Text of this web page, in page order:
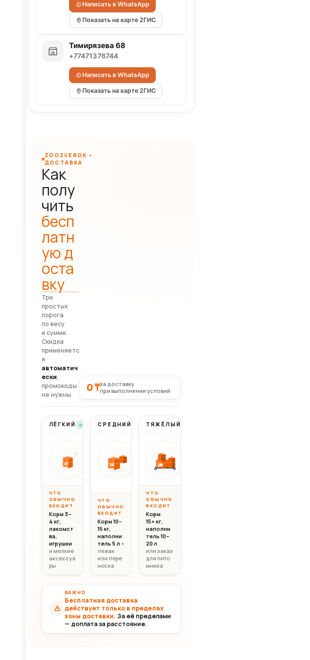
Написать в WhatsApp
Показать на карте 2ГИС
Тимирязева 68
+77471376744
Написать в WhatsApp
Показать на карте 2ГИС
ZOOZVEROK •
ДОСТАВКА
Как
полу
чить
бесп
латн
ую д
оста
вку
Три
простых
порога
по весу
и сумме.
Скидка
применяетс
я
автоматич
ески,
промокоды
не нужны.
0 ₸за доставку
при выполнении условий
ЛЁГКИЙ Бесплатно
10кг
Вес до 10 кг
10 000 ₸
ЧТО
ОБЫЧНО
ВХОДИТ
Корм 3–
4 кг,
лакомст
ва,
игрушки
и мелкие
аксессуа
ры
СРЕДНИЙ Бесплатно
20кг
Вес 10–20 кг
20 000 ₸
ЧТО
ОБЫЧНО
ВХОДИТ
Корм 10–
15 кг,
наполни
тель 5 л+
лежак
или пере
носка
ТЯЖЁЛЫЙ
30+кг
ЧТО
ОБЫЧНО
ВХОДИТ
Корм
15+ кг,
наполни
тель 10–
20 л
или заказ
для пито
мника
ВАЖНО
Бесплатная доставка
действует только в пределах
зоны доставки. За её пределами
— доплата за расстояние.